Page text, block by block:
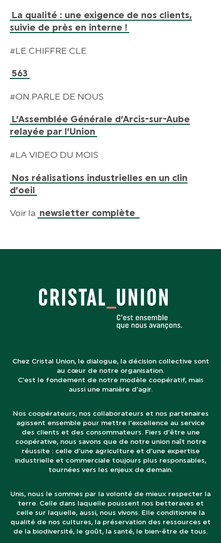
La qualité : une exigence de nos clients,
suivie de près en interne !
#LE CHIFFRE CLE
563
#ON PARLE DE NOUS
L’Assemblée Générale d’Arcis-sur-Aube
relayée par l’Union
#LA VIDEO DU MOIS
Nos réalisations industrielles en un clin
d’oeil
Voir la newsletter complète
Chez Cristal Union, le dialogue, la décision collective sont
au cœur de notre organisation.
C’est le fondement de notre modèle coopératif, mais
aussi une manière d’agir.
Nos coopérateurs, nos collaborateurs et nos partenaires
agissent ensemble pour mettre l’excellence au service
des clients et des consommateurs. Fiers d’être une
coopérative, nous savons que de notre union naît notre
réussite : celle d’une agriculture et d’une expertise
industrielle et commerciale toujours plus responsables,
tournées vers les enjeux de demain.
Unis, nous le sommes par la volonté de mieux respecter la
terre. Celle dans laquelle poussent nos betteraves et
celle sur laquelle, aussi, nous vivons. Elle conditionne la
qualité de nos cultures, la préservation des ressources et
de la biodiversité, le goût, la santé, le bien-être de tous.